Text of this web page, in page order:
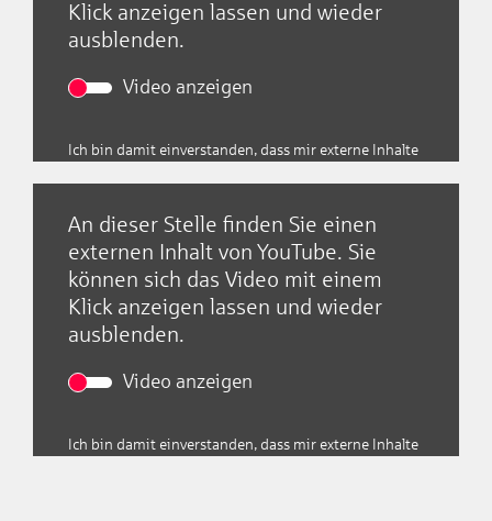
Klick anzeigen lassen und wieder
ausblenden.
Video anzeigen
Ich bin damit einverstanden, dass mir externe Inhalte
angezeigt werden. Damit können personenbezogene
Daten an Drittplattformen übermittelt werden.
Datenschutzerklärung
Empfohlener externer
Inhalt
An dieser Stelle finden Sie einen
externen Inhalt von YouTube. Sie
können sich das Video mit einem
Klick anzeigen lassen und wieder
ausblenden.
Video anzeigen
Ich bin damit einverstanden, dass mir externe Inhalte
Disintegrated